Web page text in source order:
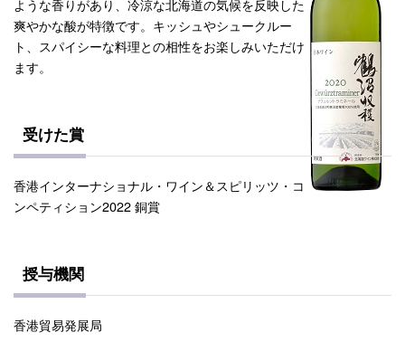
爽やかな酸が特徴です。キッシュやシュークルー
ト、スパイシーな料理との相性をお楽しみいただけ
ます。
受けた賞
香港インターナショナル・ワイン＆スピリッツ・コ
ンペティション2022 銅賞
授与機関
香港貿易発展局